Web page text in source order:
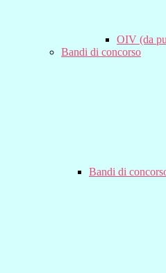
OIV (da
Bandi di concorso
Bandi di